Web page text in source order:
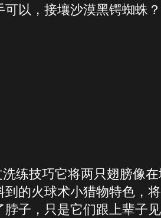
可以，接壤沙漠黑锷蜘蛛？
练技巧它将两只翅膀像
到的火球术小猎物特色，
脖子，只是它们跟上辈子